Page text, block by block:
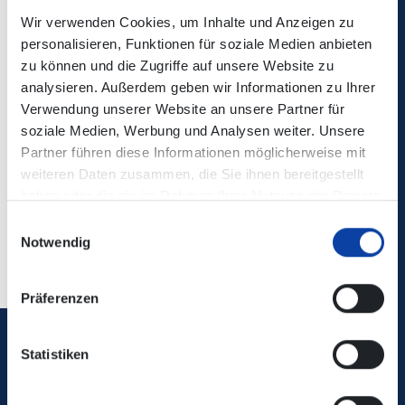
Wir verwenden Cookies, um Inhalte und Anzeigen zu
personalisieren, Funktionen für soziale Medien anbieten
zu können und die Zugriffe auf unsere Website zu
analysieren. Außerdem geben wir Informationen zu Ihrer
Verwendung unserer Website an unsere Partner für
soziale Medien, Werbung und Analysen weiter. Unsere
Partner führen diese Informationen möglicherweise mit
weiteren Daten zusammen, die Sie ihnen bereitgestellt
Notwendig
Präferenzen
Statistiken
Zurück
Zugehörige Dateien
Liniennetzplan "Rechter Rhein" Gesamtübersicht1
Verkehrsverbund Rhein-Mosel GmbH